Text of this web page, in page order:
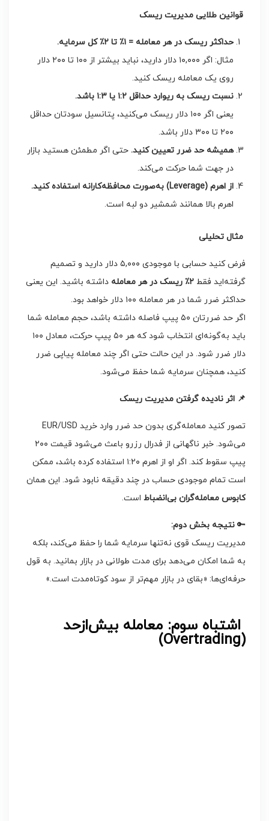
قوانین طلایی مدیریت ریسک
حداکثر ریسک در هر معامله = ۱٪ تا ۲٪کل سرمایه.
مثال: اگر ۱۰,۰۰۰ دلار دارید، نباید بیشتر از ۱۰۰ تا ۲۰۰ دلار
روی یک معامله ریسک کنید.
نسبت ریسک به ریوارد حداقل ۱:۲ یا ۱:۳ باشد.
یعنی اگر ۱۰۰ دلار ریسک می‌کنید، پتانسیل سودتان حداقل
۲۰۰ تا ۳۰۰ دلار باشد.
همیشه حد ضرر تعیین کنید. حتی اگر مطمئن هستید بازار
در جهت شما حرکت می‌کند.
از اهرم (Leverage) به‌صورت محافظه‌کارانه استفاده کنید.
اهرم بالا همانند شمشیر دو لبه است.
مثال تحلیلی
فرض کنید حسابی با موجودی ۵,۰۰۰ دلار دارید و تصمیم
گرفته‌اید فقط ۲٪ ریسک در هر معامله داشته باشید. این یعنی
حداکثر ضرر شما در هر معامله ۱۰۰ دلار خواهد بود.
اگر حد ضررتان ۵۰ پیپ فاصله داشته باشد، حجم معامله شما
باید به‌گونه‌ای انتخاب شود که هر ۵۰ پیپ حرکت، معادل ۱۰۰
دلار ضرر شود. در این حالت حتی اگر چند معامله پیاپی ضرر
کنید، همچنان سرمایه شما حفظ می‌شود.
📌 اثر نادیده گرفتن مدیریت ریسک
تصور کنید معامله‌گری بدون حد ضرر وارد خرید EUR/USD
می‌شود. خبر ناگهانی از فدرال رزرو باعث می‌شود قیمت ۲۰۰
پیپ سقوط کند. اگر او از اهرم ۱:۲۰ استفاده کرده باشد، ممکن
است تمام موجودی حساب در چند دقیقه نابود شود. این همان
کابوس معامله‌گران بی‌انضباط است.
🔑 نتیجه بخش دوم:
مدیریت ریسک قوی نه‌تنها سرمایه شما را حفظ می‌کند، بلکه
به شما امکان می‌دهد برای مدت طولانی در بازار بمانید. به قول
حرفه‌ای‌ها: «بقای در بازار مهم‌تر از سود کوتاه‌مدت است.»
اشتباه سوم: معامله بیش‌ازحد
(Overtrading)